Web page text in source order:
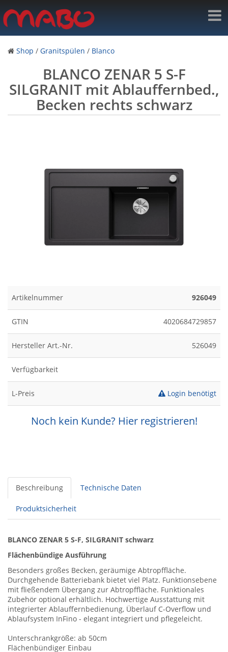
Shop / Granitspülen / Blanco
BLANCO ZENAR 5 S-F
SILGRANIT mit Ablauffernbed.,
Becken rechts schwarz
Artikelnummer 926049
GTIN 4020684729857
Hersteller Art.-Nr. 526049
Verfügbarkeit
L-Preis Login benötigt
Noch kein Kunde? Hier registrieren!
Beschreibung Technische Daten
Produktsicherheit
BLANCO ZENAR 5 S-F, SILGRANIT schwarz
Flächenbündige Ausführung
Besonders großes Becken, geräumige Abtropffläche.
Durchgehende Batteriebank bietet viel Platz. Funktionsebene
mit fließendem Übergang zur Abtropffläche. Funktionales
Zubehör optional erhältlich. Hochwertige Ausstattung mit
integrierter Ablauffernbedienung, Überlauf C-Overflow und
Ablaufsystem InFino - elegant integriert und pflegeleicht.
Unterschrankgröße: ab 50cm
Flächenbündiger Einbau